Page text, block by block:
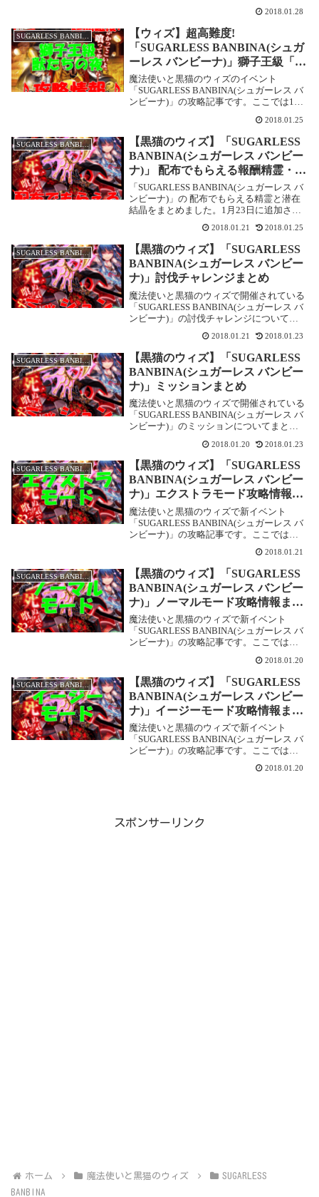
攻略します。SUGARLESS BANBINA(シュ
ガーレス バンビー...
2018.01.28
SUGARLESS BANBINA
【ウィズ】超高難度!
「SUGARLESS BANBINA(シュガ
ーレス バンビーナ)」獅子王級「獣
たちの夜」攻略情報！
魔法使いと黒猫のウィズのイベント
「SUGARLESS BANBINA(シュガーレス バ
ンビーナ)」の攻略記事です。ここでは1月
【獣たちの夜】を攻略します。超高難
度!SUGARLESS BANBINA(...
2018.01.25
SUGARLESS BANBINA
【黒猫のウィズ】「SUGARLESS
BANBINA(シュガーレス バンビー
ナ)」 配布でもらえる報酬精霊・潜
在結晶一覧
「SUGARLESS BANBINA(シュガーレス バ
ンビーナ)」の 配布でもらえる精霊と潜在
結晶をまとめました。1月23日に追加され
た、超高難度!「SUGARLESS BANBINA(シ
ュガーレス バンビーナ)」獅子王級「獣た
ちの夜」でド...
2018.01.21 2018.01.25
SUGARLESS BANBINA
【黒猫のウィズ】「SUGARLESS
BANBINA(シュガーレス バンビー
ナ)」討伐チャレンジまとめ
魔法使いと黒猫のウィズで開催されている
「SUGARLESS BANBINA(シュガーレス バ
ンビーナ)」の討伐チャレンジについてま
付いた激化大魔術やスキルコピーがいると
ガンガン倒せます。やっと面白さがわ...
2018.01.21 2018.01.23
SUGARLESS BANBINA
【黒猫のウィズ】「SUGARLESS
BANBINA(シュガーレス バンビー
ナ)」ミッションまとめ
魔法使いと黒猫のウィズで開催されている
「SUGARLESS BANBINA(シュガーレス バ
ンビーナ)」のミッションについてまとめ
たちの夜」が追加になり、図鑑ミッション
が1つ増えました。「SUGAR...
2018.01.20 2018.01.23
SUGARLESS BANBINA
【黒猫のウィズ】「SUGARLESS
BANBINA(シュガーレス バンビー
ナ)」エクストラモード攻略情報ま
とめ!
魔法使いと黒猫のウィズで新イベント
「SUGARLESS BANBINA(シュガーレス バ
ンビーナ)」の攻略記事です。ここではエ
クストラモードは敵の出現パターンや攻撃
パターンはハードモードと同様です。そ
の...
2018.01.21
SUGARLESS BANBINA
【黒猫のウィズ】「SUGARLESS
BANBINA(シュガーレス バンビー
ナ)」ノーマルモード攻略情報まと
め!
魔法使いと黒猫のウィズで新イベント
「SUGARLESS BANBINA(シュガーレス バ
ンビーナ)」の攻略記事です。ここではノ
マルもイージー同様それほど難しい敵は出
てきません。サブクエストに指定されて
い...
2018.01.20
SUGARLESS BANBINA
【黒猫のウィズ】「SUGARLESS
BANBINA(シュガーレス バンビー
ナ)」イージーモード攻略情報まと
め!
魔法使いと黒猫のウィズで新イベント
「SUGARLESS BANBINA(シュガーレス バ
ンビーナ)」の攻略記事です。ここではイ
と言っても難しくないので、サブクエスト
2018.01.20
スポンサーリンク
ホーム 魔法使いと黒猫のウィズ
SUGARLESS
BANBINA